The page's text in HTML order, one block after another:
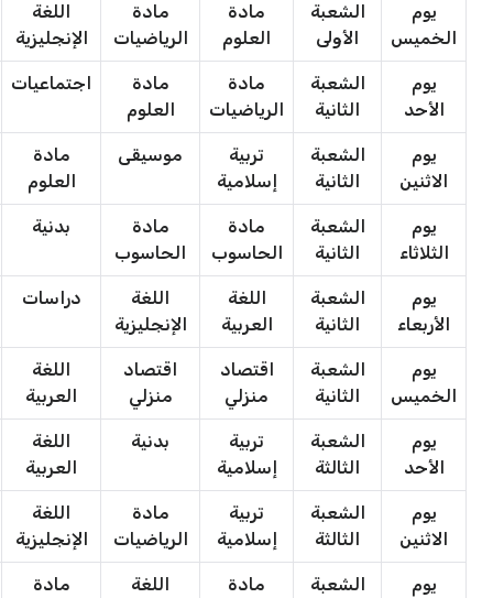
يوم
الخميس
الشعبة
الأولى
مادة
العلوم
مادة
الرياضيات
اللغة
الإنجليزية
يوم
الأحد
الشعبة
الثانية
مادة
الرياضيات
مادة
العلوم
اجتماعيات
يوم
الاثنين
الشعبة
الثانية
تربية
إسلامية
موسيقى
مادة
العلوم
يوم
الثلاثاء
الشعبة
الثانية
مادة
الحاسوب
مادة
الحاسوب
بدنية
يوم
الأربعاء
الشعبة
الثانية
اللغة
العربية
اللغة
الإنجليزية
دراسات
يوم
الخميس
الشعبة
الثانية
اقتصاد
منزلي
اقتصاد
منزلي
اللغة
العربية
يوم
الأحد
الشعبة
الثالثة
تربية
إسلامية
بدنية
اللغة
العربية
يوم
الاثنين
الشعبة
الثالثة
تربية
إسلامية
مادة
الرياضيات
اللغة
الإنجليزية
يوم
الشعبة
مادة
اللغة
مادة